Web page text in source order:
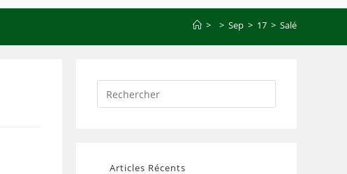
> > Sep > 17 > Salé
Articles Récents